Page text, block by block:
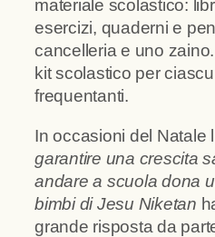
materiale scolastico:
esercizi, quaderni e
cancelleria e uno
kit scolastico per
frequentanti.
In occasioni del Natale
garantire una crescita
andare a scuola dona
bimbi di Jesu Niketan
grande risposta da